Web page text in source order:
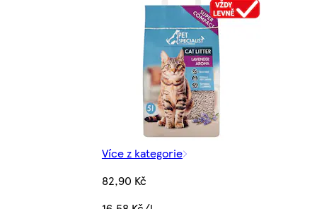
Více z kategorie
82,90 Kč